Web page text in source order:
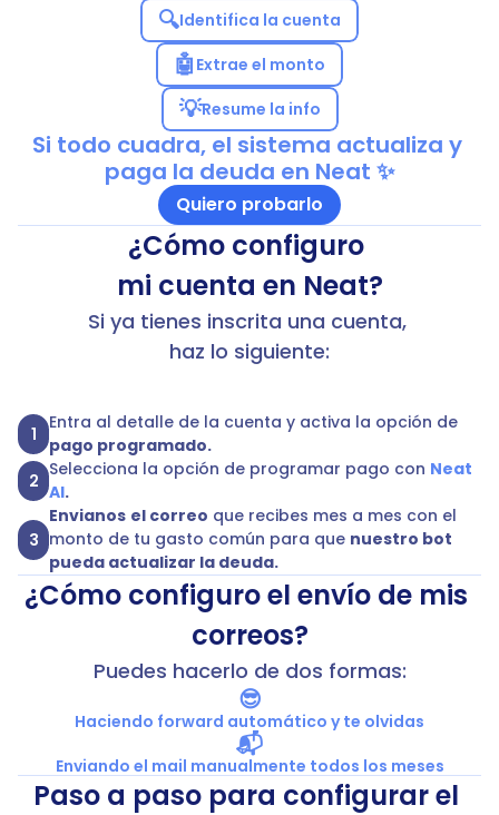
🔍Identifica la cuenta
🤖 Extrae el monto
💡Resume la info
Si todo cuadra, el sistema actualiza y
paga la deuda en Neat ✨
Quiero probarlo
¿Cómo configuro
mi cuenta en Neat?
Si ya tienes inscrita una cuenta,
haz lo siguiente:
1
pago programado.
2
Selecciona la opción de programar pago con Neat
AI.
3
Envianos el correo que recibes mes a mes con el
monto de tu gasto común para que nuestro bot
pueda actualizar la deuda.
¿Cómo configuro el envío de mis
correos?
Puedes hacerlo de dos formas:
📬
Enviando el mail manualmente todos los meses
😎
Haciendo forward automático y te olvidas
Paso a paso para configurar el